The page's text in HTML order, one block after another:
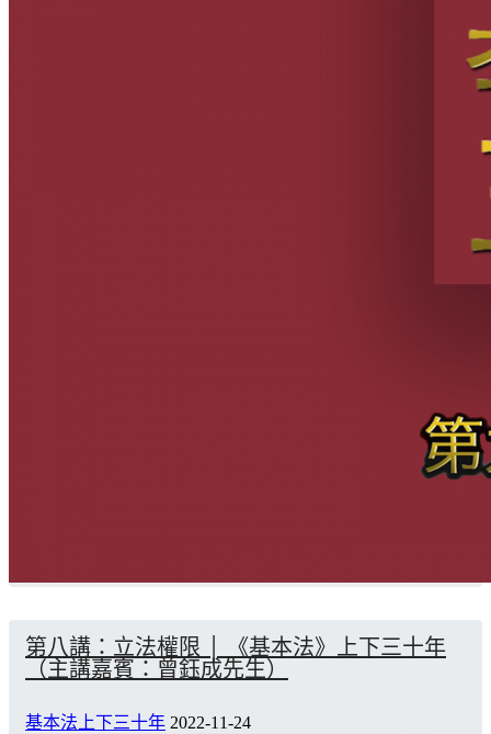
第八講：立法權限 │ 《基本法》上下三十年
（主講嘉賓：曾鈺成先生）
基本法上下三十年 2022-11-24